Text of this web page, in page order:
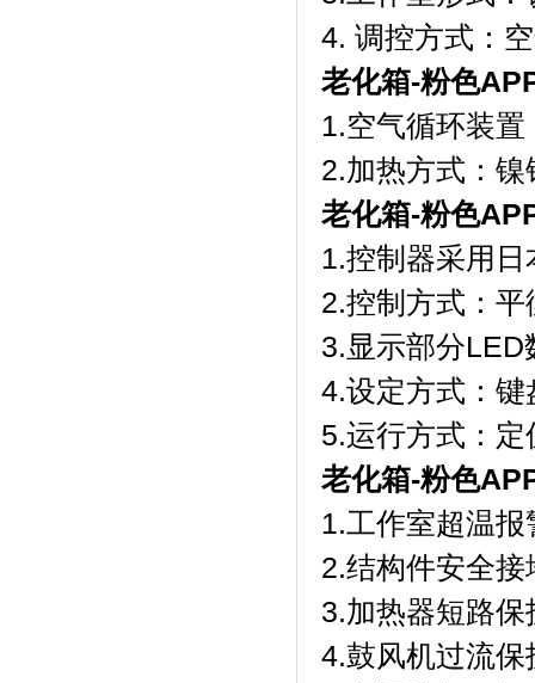
4. 调控方式：
老化箱-粉色
1.空气循环装置
2.加热方式：镍
老化箱-粉色
1.控制器采用日
2.控制方式
3.显示部分LED
4.设定方式：
5.运行方式：
老化箱-粉色
1.工作室超温报
2.结构件安全接
3.加热器短路保
4.鼓风机过流保